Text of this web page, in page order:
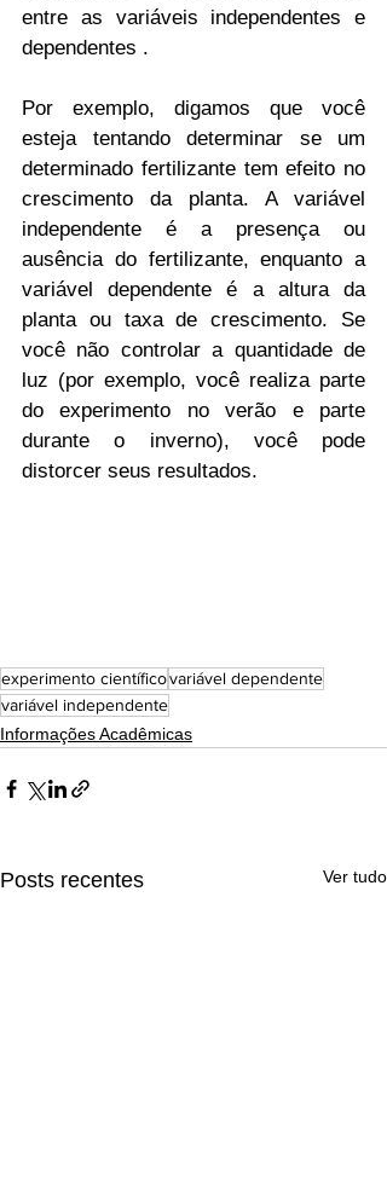
entre as variáveis ​​independentes e
dependentes .
Por exemplo, digamos que você
esteja tentando determinar se um
determinado fertilizante tem efeito no
crescimento da planta. A variável
independente é a presença ou
ausência do fertilizante, enquanto a
variável dependente é a altura da
planta ou taxa de crescimento. Se
você não controlar a quantidade de
luz (por exemplo, você realiza parte
do experimento no verão e parte
durante o inverno), você pode
distorcer seus resultados.
experimento científicovariável dependente
variável independente
Informações Acadêmicas
Posts recentes Ver tudo